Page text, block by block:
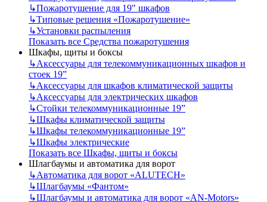
↳Пожаротушение для 19" шкафов
↳Типовые решения «Пожаротушение»
↳Установки распыления
Показать все Средства пожаротушения
Шкафы, щиты и боксы
↳Аксессуары для телекоммуникационных шкафов и
стоек 19”
↳Аксессуары для шкафов климатической защиты
↳Аксессуары для электрических шкафов
↳Стойки телекоммуникационные 19”
↳Шкафы климатической защиты
↳Шкафы телекоммуникационные 19”
↳Шкафы электрические
Показать все Шкафы, щиты и боксы
Шлагбаумы и автоматика для ворот
↳Автоматика для ворот «ALUTECH»
↳Шлагбаумы «Фантом»
↳Шлагбаумы и автоматика для ворот «AN-Motors»